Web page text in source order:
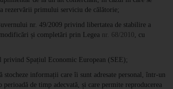
rezervării primului serviciu de călătorie;
nr. 49/2009 privind libertatea de stabilire a
și completări prin Legea nr. 68/2010, cu
privind Spațiul Economic European (SEE);
informații care îi sunt adresate personal, într-un
de timp adecvată, și care permite reproducerea